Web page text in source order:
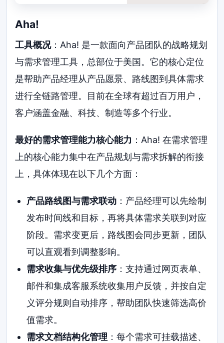
Aha!
工具概况：Aha! 是一款面向产品团队的战略规划
与需求管理工具，总部位于美国。它的核心定位
是帮助产品经理从产品愿景、路线图到具体需求
进行全链路管理。目前在全球有超过百万用户，
客户涵盖金融、科技、制造等多个行业。
最好的需求管理能力核心能力 ：Aha! 在需求管理
上的核心能力集中在产品规划与需求拆解的衔接
上，具体体现在以下几个方面：
产品路线图与需求联动：产品经理可以先绘制
发布时间线和目标，再将具体需求关联到对应
阶段。需求变更后，路线图会同步更新，团队
可以直观看到调整影响。
需求收集与优先级排序：支持通过网页表单、
邮件和集成客服系统收集用户反馈，并按自定
义评分规则自动排序，帮助团队快速筛选高价
值需求。
需求文档结构化管理 ：每个需求可挂载描述、